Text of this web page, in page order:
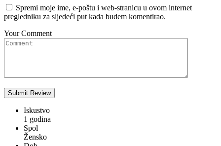
Spremi moje ime, e-poštu i web-stranicu u ovom internet
pregledniku za sljedeći put kada budem komentirao.
Your Comment
Iskustvo
1 godina
Spol
Žensko